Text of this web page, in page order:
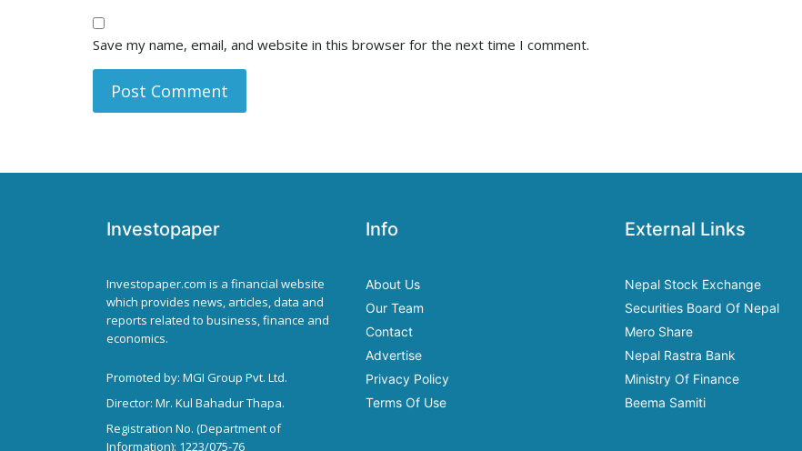
Save my name, email, and website in this browser for the next time I comment.
Investopaper
Investopaper.com is a financial website
which provides news, articles, data and
reports related to business, finance and
economics.
Promoted by: MGI Group Pvt. Ltd.
Director: Mr. Kul Bahadur Thapa.
Registration No. (Department of
Information): 1223/075-76
Info
About Us
Our Team
Contact
Advertise
Privacy Policy
Terms Of Use
External Links
Nepal Stock Exchange
Securities Board Of Nepal
Mero Share
Nepal Rastra Bank
Ministry Of Finance
Beema Samiti